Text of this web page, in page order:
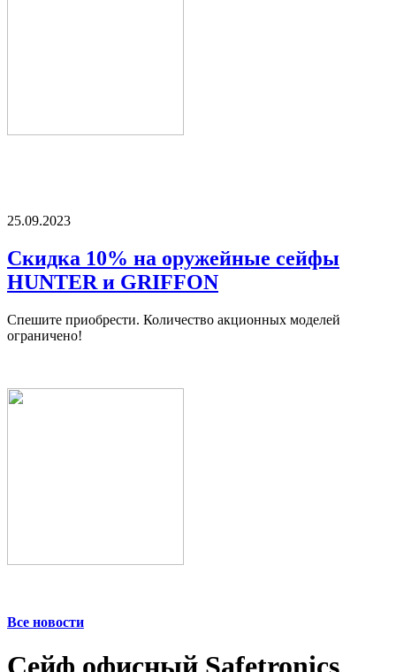
25.09.2023
Скидка 10% на оружейные сейфы
HUNTER и GRIFFON
Спешите приобрести. Количество акционных моделей
ограничено!
Все новости
Сейф офисный Safetronics